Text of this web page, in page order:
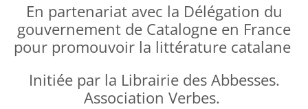
En partenariat avec la Délégation du
gouvernement de Catalogne en France
pour promouvoir la littérature catalane
Initiée par la Librairie des Abbesses.
Association Verbes.